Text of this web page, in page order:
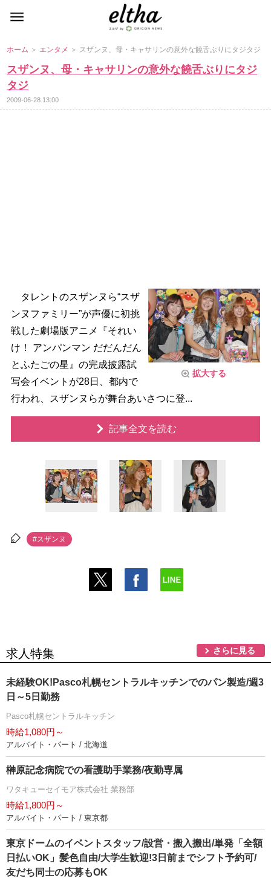
ホーム ＞ エンタメ ＞ スザンヌ、母・キャサリンの意外な饒舌ぶりにタジタジ
スザンヌ、母・キャサリンの意外な饒舌ぶりにタジ
タジ
2009-06-28 13:00
拡大する
タレントのスザンヌら“スザ
ンヌファミリー”が声優に初挑
戦した劇場版アニメ『それい
け！ アンパンマン だだんだん
とふたごの星』の完成披露試
写会イベントが28日、都内で
行われ、スザンヌらが舞台あいさつに登...
記事全文を読む
#スザンヌ
求人特集 さらに見る
未経験OK!Pasco札幌セントラルキッチンでのパン製造/週3
日～5日勤務
Pasco札幌セントラルキッチン
時給1,080円～
アルバイト・パート / 北海道
榊原記念病院での看護助手業務/夜勤専属
ワタキューセイモア株式会社 業務部
時給1,800円～
アルバイト・パート / 東京都
東京ドームのイベントスタッフ/設営・搬入搬出/単発「全額
日払いOK」髪色自由/大学生歓迎!3日前までシフト予約可/
友だち同士の応募もOK